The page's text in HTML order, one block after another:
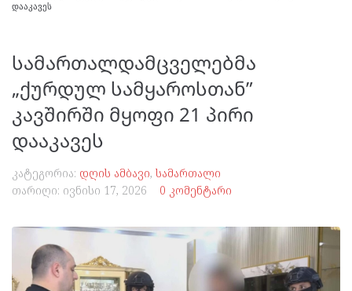
დააკავეს
სამართალდამცველებმა
„ქურდულ სამყაროსთან”
კავშირში მყოფი 21 პირი
დააკავეს
კატეგორია: დღის ამბავი, სამართალი
თარიღი: ივნისი 17, 2026 0 კომენტარი